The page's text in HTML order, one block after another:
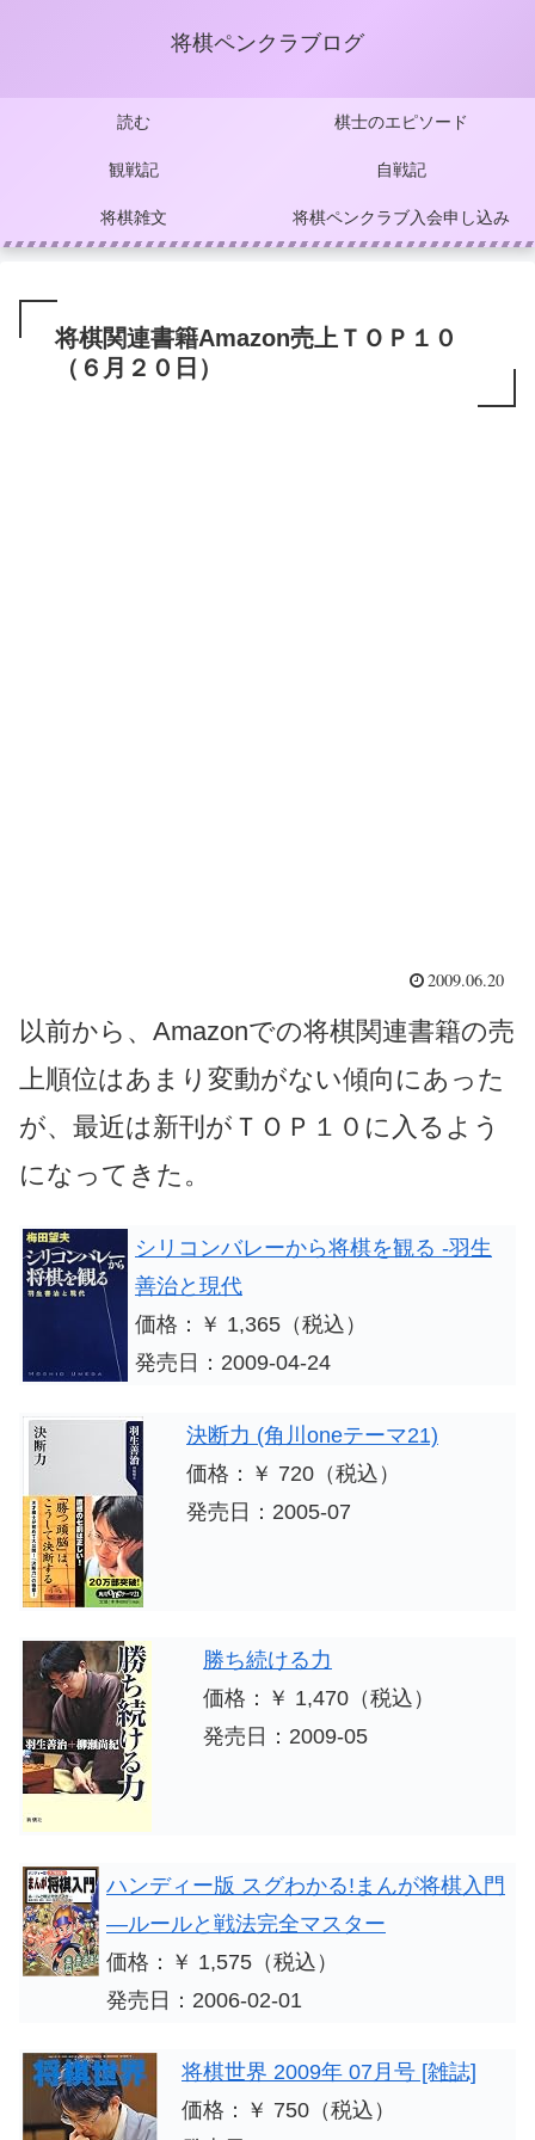
将棋ペンクラブログ
読む 棋士のエピソード
観戦記 自戦記
将棋雑文 将棋ペンクラブ入会申し込み
将棋関連書籍Amazon売上ＴＯＰ１０
（６月２０日）
2009.06.20
以前から、Amazonでの将棋関連書籍の売
上順位はあまり変動がない傾向にあった
が、最近は新刊がＴＯＰ１０に入るよう
になってきた。
シリコンバレーから将棋を観る -羽生
善治と現代
価格：￥ 1,365（税込）
発売日：2009-04-24
決断力 (角川oneテーマ21)
価格：￥ 720（税込）
発売日：2005-07
勝ち続ける力
価格：￥ 1,470（税込）
発売日：2009-05
ハンディー版 スグわかる!まんが将棋入門
―ルールと戦法完全マスター
価格：￥ 1,575（税込）
発売日：2006-02-01
将棋世界 2009年 07月号 [雑誌]
価格：￥ 750（税込）